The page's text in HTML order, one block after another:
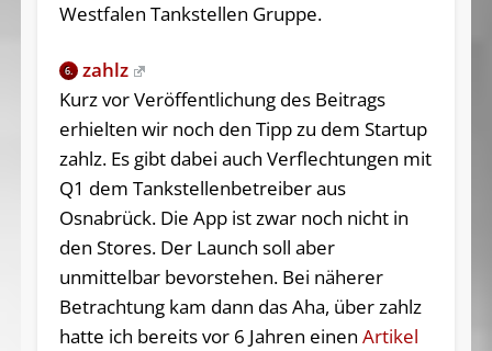
Westfalen Tankstellen Gruppe.
6.
zahlz
Kurz vor Veröffentlichung des Beitrags
erhielten wir noch den Tipp zu dem Startup
zahlz. Es gibt dabei auch Verflechtungen mit
Q1 dem Tankstellenbetreiber aus
Osnabrück. Die App ist zwar noch nicht in
den Stores. Der Launch soll aber
unmittelbar bevorstehen. Bei näherer
Betrachtung kam dann das Aha, über zahlz
hatte ich bereits vor 6 Jahren einen Artikel